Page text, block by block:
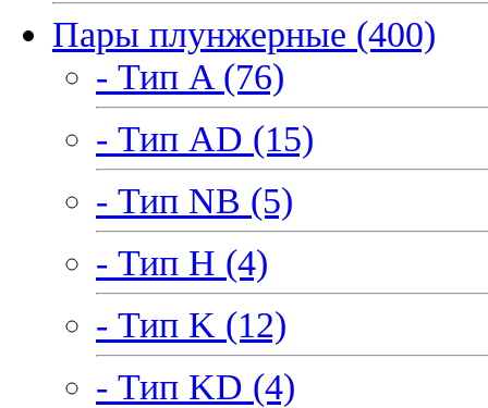
Пары плунжерные (400)
- Тип A (76)
- Тип AD (15)
- Тип NB (5)
- Тип H (4)
- Тип K (12)
- Тип KD (4)